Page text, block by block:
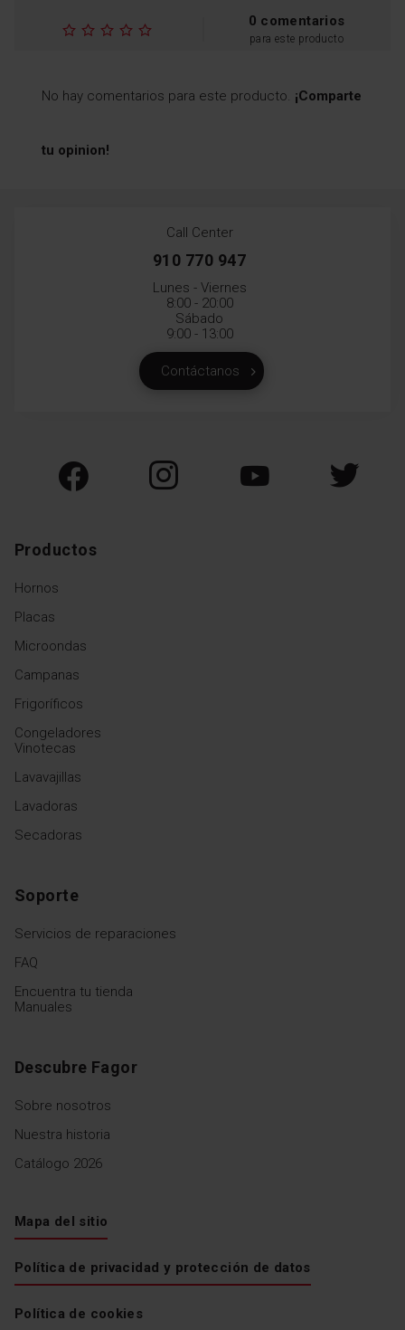
0 comentarios
para este producto
No hay comentarios para este producto. ¡Comparte
tu opinion!
Call Center
910 770 947
Lunes - Viernes
8:00 - 20:00
Sábado
9:00 - 13:00
Contáctanos
Productos
Hornos
Placas
Microondas
Campanas
Frigoríficos
Congeladores
Vinotecas
Lavavajillas
Lavadoras
Secadoras
Soporte
Servicios de reparaciones
FAQ
Encuentra tu tienda
Manuales
Descubre Fagor
Sobre nosotros
Nuestra historia
Catálogo 2026
Mapa del sitio
Política de privacidad y protección de datos
Política de cookies